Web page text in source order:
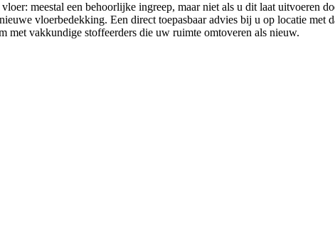
meestal een behoorlijke ingreep, maar niet als u dit laat
vloerbedekking. Een direct toepasbaar advies bij u op locatie
met vakkundige stoffeerders die uw ruimte omtoveren als nieuw.